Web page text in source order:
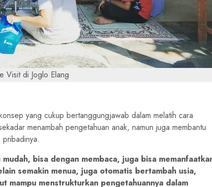
Visit di Joglo Elang
yang cukup bertanggungjawab dalam melatih cara
menambah pengetahuan anak, namun juga membantu
pribadinya.
bisa dengan membaca, juga bisa
semakin menua, juga otomatis bertambah usia,
mampu menstrukturkan pengetahuannya dalam